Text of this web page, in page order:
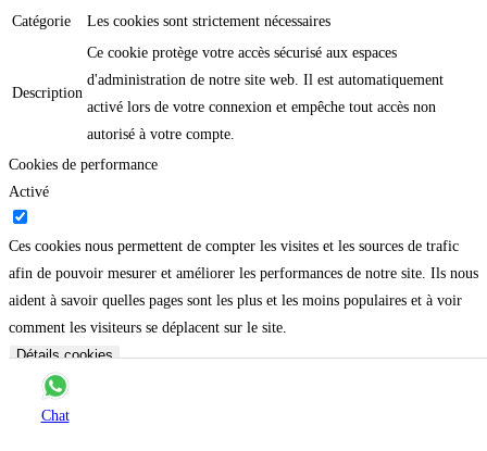
Chat
Catégorie
Les cookies sont strictement nécessaires
Description
Ce cookie protège votre accès sécurisé aux espaces
d'administration de notre site web. Il est automatiquement
activé lors de votre connexion et empêche tout accès non
autorisé à votre compte.
Cookies de performance
Activé
Ces cookies nous permettent de compter les visites et les sources de trafic
afin de pouvoir mesurer et améliorer les performances de notre site. Ils nous
aident à savoir quelles pages sont les plus et les moins populaires et à voir
comment les visiteurs se déplacent sur le site.
Détails cookies